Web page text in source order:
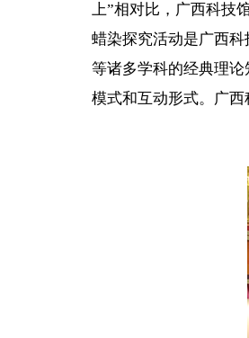
上”相对比，广西科技
蜡染探究活动是广西
等诸多学科的经典理
模式和互动形式。广